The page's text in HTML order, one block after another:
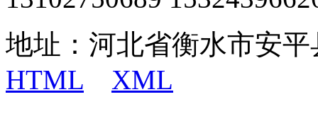
地址：河北省衡水市安
HTML
XML